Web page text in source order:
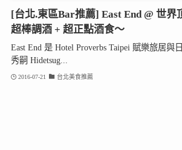
[台北.東區Bar推薦] East End @ 世界
超棒調酒 + 超正點酒食～
East End 是 Hotel Proverbs Taipei 賦樂旅居與
秀嗣 Hidetsug...
2016-07-21 台北美食推薦